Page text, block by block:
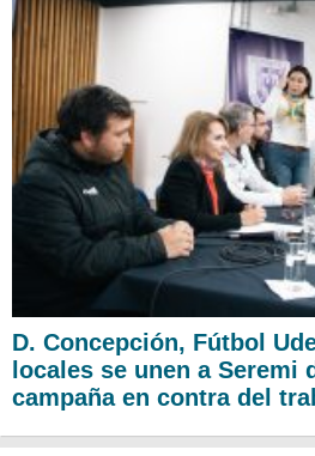
D. Concepción, Fútbol
locales se unen a Seremi
campaña en contra del